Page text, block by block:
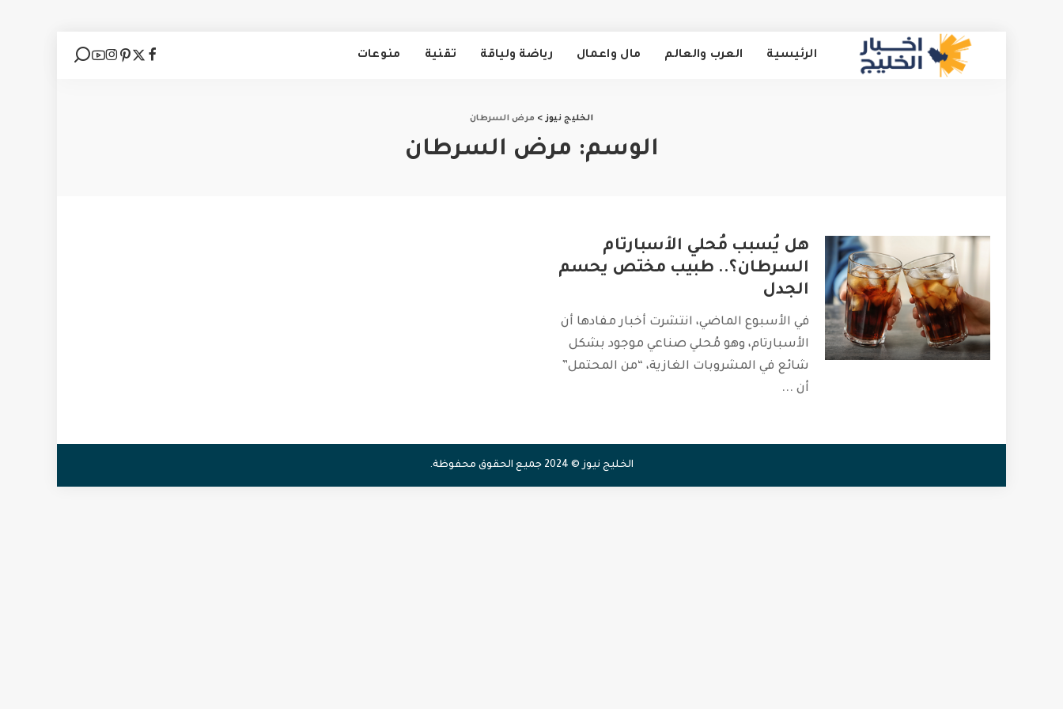
الرئيسية العرب والعالم مال واعمال رياضة ولياقة تقنية منوعات
الخليج نيوز> مرض السرطان
الوسم: مرض السرطان
هل يُسبب مُحلي الأسبارتام
السرطان؟.. طبيب مختص يحسم
الجدل
في الأسبوع الماضي، انتشرت أخبار مفادها أن
الأسبارتام، وهو مُحلي صناعي موجود بشكل
شائع في المشروبات الغازية، “من المحتمل”
أن ...
الخليج نيوز © 2024 جميع الحقوق محفوظة.